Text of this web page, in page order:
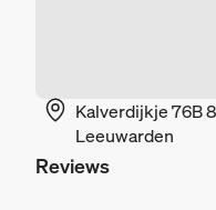
Kalverdijkje 76B
Leeuwarden
Reviews